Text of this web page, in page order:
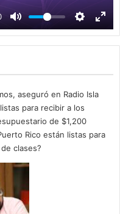
aseguró en Radio Isla
para recibir a los
de $1,200
Rico están listas para
clases?